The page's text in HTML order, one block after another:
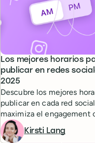
Los mejores horarios
publicar en redes
2025
Descubre los mejores
publicar en cada red
maximiza el engagement
audiencia.
Kirsti Lang